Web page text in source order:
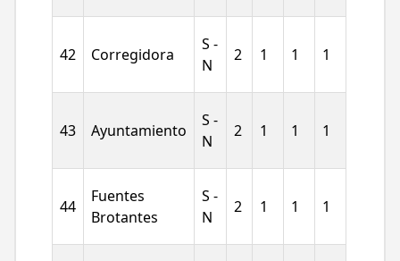
42 Corregidora
S -
N
2 1 1 1
43 Ayuntamiento
S -
N
2 1 1 1
44
Fuentes
Brotantes
S -
N
2 1 1 1